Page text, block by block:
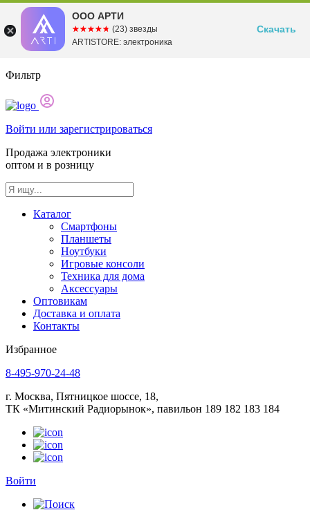
Фильтр
Войти или зарегистрироваться
Продажа электроники
оптом и в розницу
Каталог
Смартфоны
Планшеты
Ноутбуки
Игровые консоли
Техника для дома
Аксессуары
Оптовикам
Доставка и оплата
Контакты
Избранное
8-495-970-24-48
г. Москва, Пятницкое шоссе, 18,
ТК «Митинский Радиорынок», павильон 189 182 183 184
Войти
ООО АРТИ
☆☆☆☆☆
★★★★★ (23) звезды
ARTISTORE: электроника
Скачать